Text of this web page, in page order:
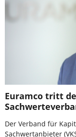
Euramco tritt
Der Verband für
Sachwertanbieter